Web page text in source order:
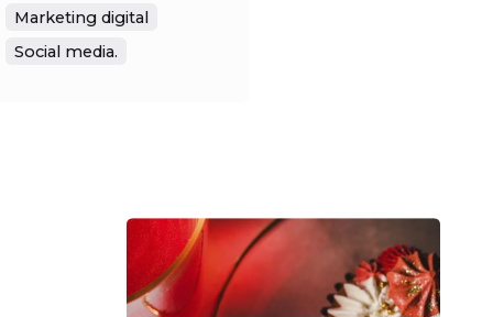
Marketing digital
Social media.